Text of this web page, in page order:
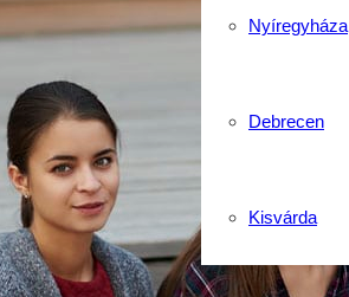
Nyíregyháza
Debrecen
Kisvárda